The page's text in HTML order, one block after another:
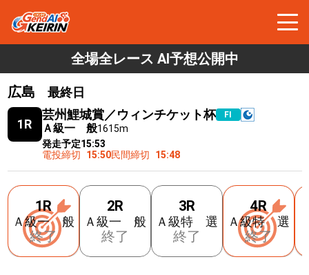
全場全レース AI予想公開中
広島
最終日
1R
芸州鯉城賞／ウィンチケット杯 FⅠ
Ａ級一 般1615m
発走予定15:53
電投締切
15:50民間締切 15:48
1R
Ａ級一 般
終了
2R
Ａ級一 般
終了
3R
Ａ級特 選
終了
4R
Ａ級特 選
終了